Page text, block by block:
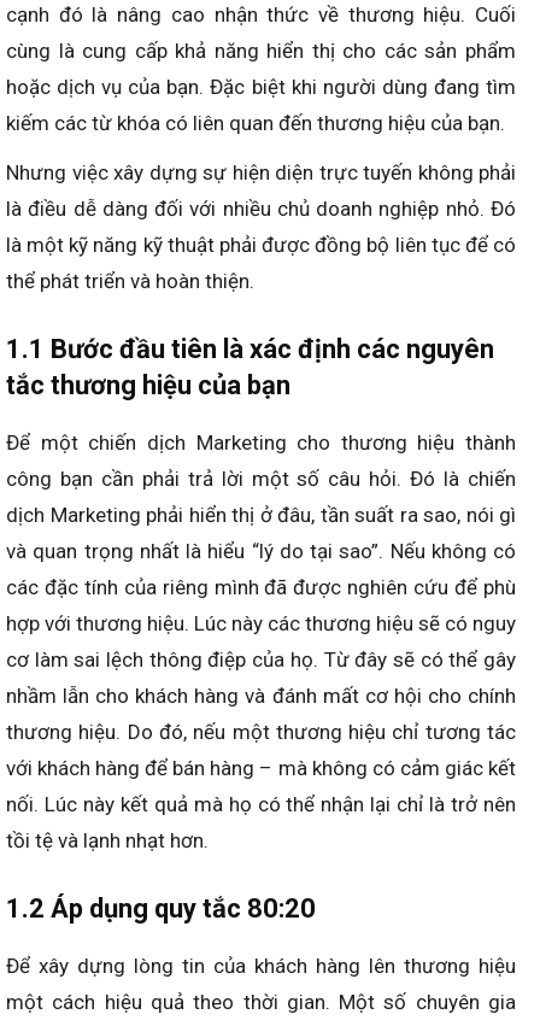
cạnh đó là nâng cao nhận thức về thương hiệu. Cuối
cùng là cung cấp khả năng hiển thị cho các sản phẩm
hoặc dịch vụ của bạn. Đặc biệt khi người dùng đang tìm
kiếm các từ khóa có liên quan đến thương hiệu của bạn.
Nhưng việc xây dựng sự hiện diện trực tuyến không phải
là điều dễ dàng đối với nhiều chủ doanh nghiệp nhỏ. Đó
là một kỹ năng kỹ thuật phải được đồng bộ liên tục để có
thể phát triển và hoàn thiện.
1.1 Bước đầu tiên là xác định các nguyên
tắc thương hiệu của bạn
Để một chiến dịch Marketing cho thương hiệu thành
công bạn cần phải trả lời một số câu hỏi. Đó là chiến
dịch Marketing phải hiển thị ở đâu, tần suất ra sao, nói gì
và quan trọng nhất là hiểu “lý do tại sao”. Nếu không có
các đặc tính của riêng mình đã được nghiên cứu để phù
hợp với thương hiệu. Lúc này các thương hiệu sẽ có nguy
cơ làm sai lệch thông điệp của họ. Từ đây sẽ có thể gây
nhầm lẫn cho khách hàng và đánh mất cơ hội cho chính
thương hiệu. Do đó, nếu một thương hiệu chỉ tương tác
với khách hàng để bán hàng – mà không có cảm giác kết
nối. Lúc này kết quả mà họ có thể nhận lại chỉ là trở nên
tồi tệ và lạnh nhạt hơn.
1.2 Áp dụng quy tắc 80:20
Để xây dựng lòng tin của khách hàng lên thương hiệu
một cách hiệu quả theo thời gian. Một số chuyên gia